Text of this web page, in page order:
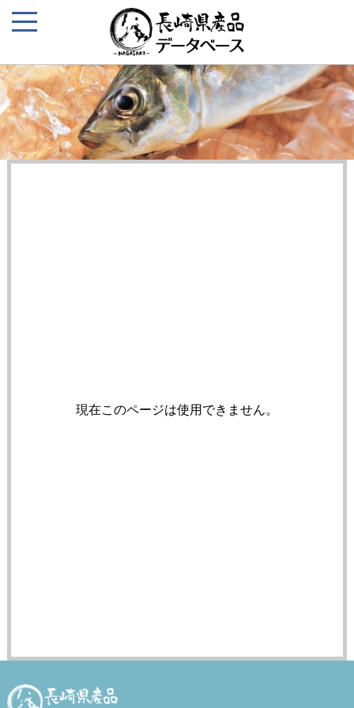
現在このページは使用できません。